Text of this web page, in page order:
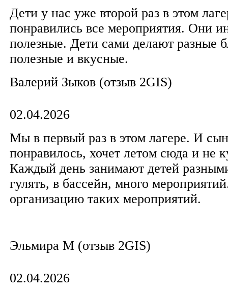
Дети у нас уже второй раз в этом
понравились все мероприятия. Они
полезные. Дети сами делают разные
полезные и вкусные.
Валерий Зыков (отзыв 2GIS)
02.04.2026
Мы в первый раз в этом лагере. И
понравилось, хочет летом сюда и не
Каждый день занимают детей
гулять, в бассейн, много
организацию таких мероприятий.
Эльмира М (отзыв 2GIS)
02.04.2026